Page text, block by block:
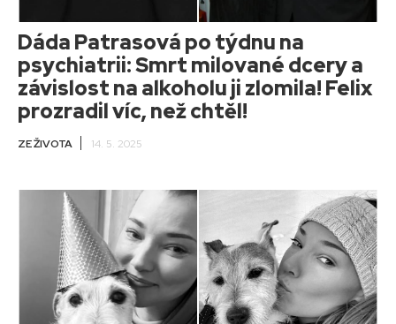
Dáda Patrasová po týdnu na
psychiatrii: Smrt milované dcery a
závislost na alkoholu ji zlomila! Felix
prozradil víc, než chtěl!
ZE ŽIVOTA 14. 5. 2025